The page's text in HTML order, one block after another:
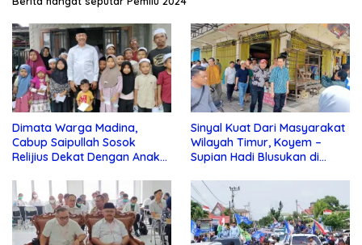
Dimata Warga Madina,
Cabup Saipullah Sosok
Relijius Dekat Dengan Anak
Sinyal Kuat Dari Masyarakat
Wilayah Timur, Koyem –
Supian Hadi Blusukan di